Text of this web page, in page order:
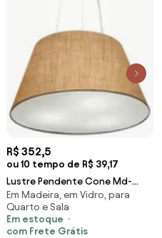
R$ 352,5
ou 10 tempo de R$ 39,17
Lustre Pendente Cone Md-
4001 Cúpula em Tecido
21/40x30cm Palha - Bivolt
Em Madeira, em Vidro, para
Quarto e Sala
Em estoque
com Frete Grátis